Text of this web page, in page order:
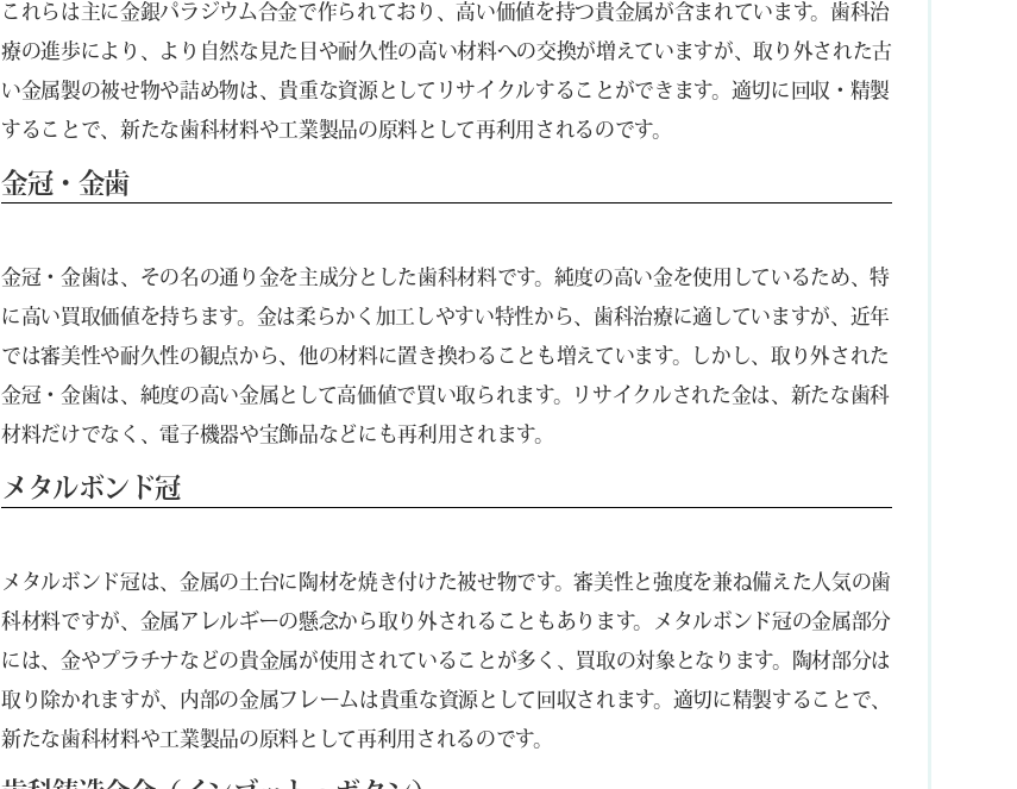
これらは主に金銀パラジウム合金で作られており、高い価値を持つ貴金属が含まれています。歯科治
療の進歩により、より自然な見た目や耐久性の高い材料への交換が増えていますが、取り外された古
い金属製の被せ物や詰め物は、貴重な資源としてリサイクルすることができます。適切に回収・精製
することで、新たな歯科材料や工業製品の原料として再利用されるのです。
金冠・金歯
金冠・金歯は、その名の通り金を主成分とした歯科材料です。純度の高い金を使用しているため、特
に高い買取価値を持ちます。金は柔らかく加工しやすい特性から、歯科治療に適していますが、近年
では審美性や耐久性の観点から、他の材料に置き換わることも増えています。しかし、取り外された
金冠・金歯は、純度の高い金属として高価値で買い取られます。リサイクルされた金は、新たな歯科
材料だけでなく、電子機器や宝飾品などにも再利用されます。
メタルボンド冠
メタルボンド冠は、金属の土台に陶材を焼き付けた被せ物です。審美性と強度を兼ね備えた人気の歯
科材料ですが、金属アレルギーの懸念から取り外されることもあります。メタルボンド冠の金属部分
には、金やプラチナなどの貴金属が使用されていることが多く、買取の対象となります。陶材部分は
取り除かれますが、内部の金属フレームは貴重な資源として回収されます。適切に精製することで、
新たな歯科材料や工業製品の原料として再利用されるのです。